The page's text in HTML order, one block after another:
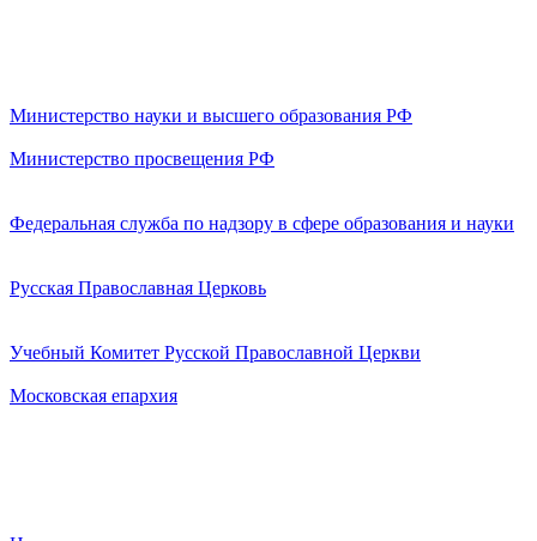
Министерство науки и высшего образования РФ
Министерство просвещения РФ
Федеральная служба по надзору в сфере образования и науки
Русская Православная Церковь
Учебный Комитет Русской Православной Церкви
Московская епархия